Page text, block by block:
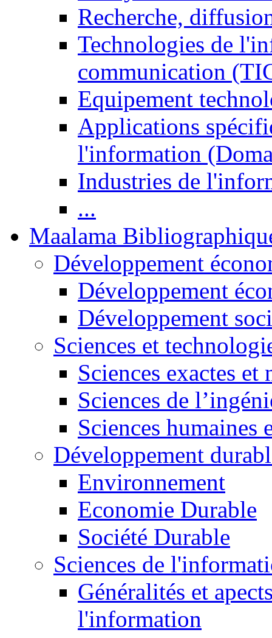
Recherche,
Technologies de
communication
Equipement
Applications
l'information
Industries de
...
Maalama
Développement
Développement
Développement
Sciences et
Sciences exactes et
Sciences de
Sciences humaines
Développement
Environnement
Economie Durable
Société Durable
Sciences de
Généralités et
l'information